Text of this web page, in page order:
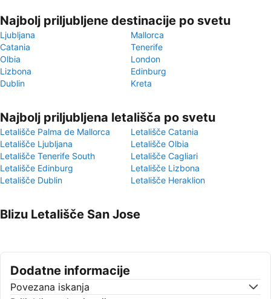
Najbolj priljubljene destinacije po svetu
Ljubljana
Mallorca
Catania
Tenerife
Olbia
London
Lizbona
Edinburg
Dublin
Kreta
Najbolj priljubljena letališča po svetu
Letališče Palma de Mallorca
Letališče Catania
Letališče Ljubljana
Letališče Olbia
Letališče Tenerife South
Letališče Cagliari
Letališče Edinburg
Letališče Lizbona
Letališče Dublin
Letališče Heraklion
Blizu Letališče San Jose
Dodatne informacije
Povezana iskanja